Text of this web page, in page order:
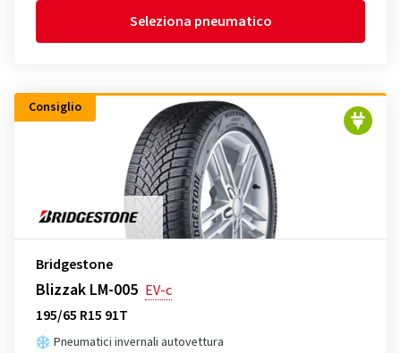
Seleziona pneumatico
Consiglio
Bridgestone
Blizzak LM-005 EV-c
195/65 R15 91T
Pneumatici invernali autovettura